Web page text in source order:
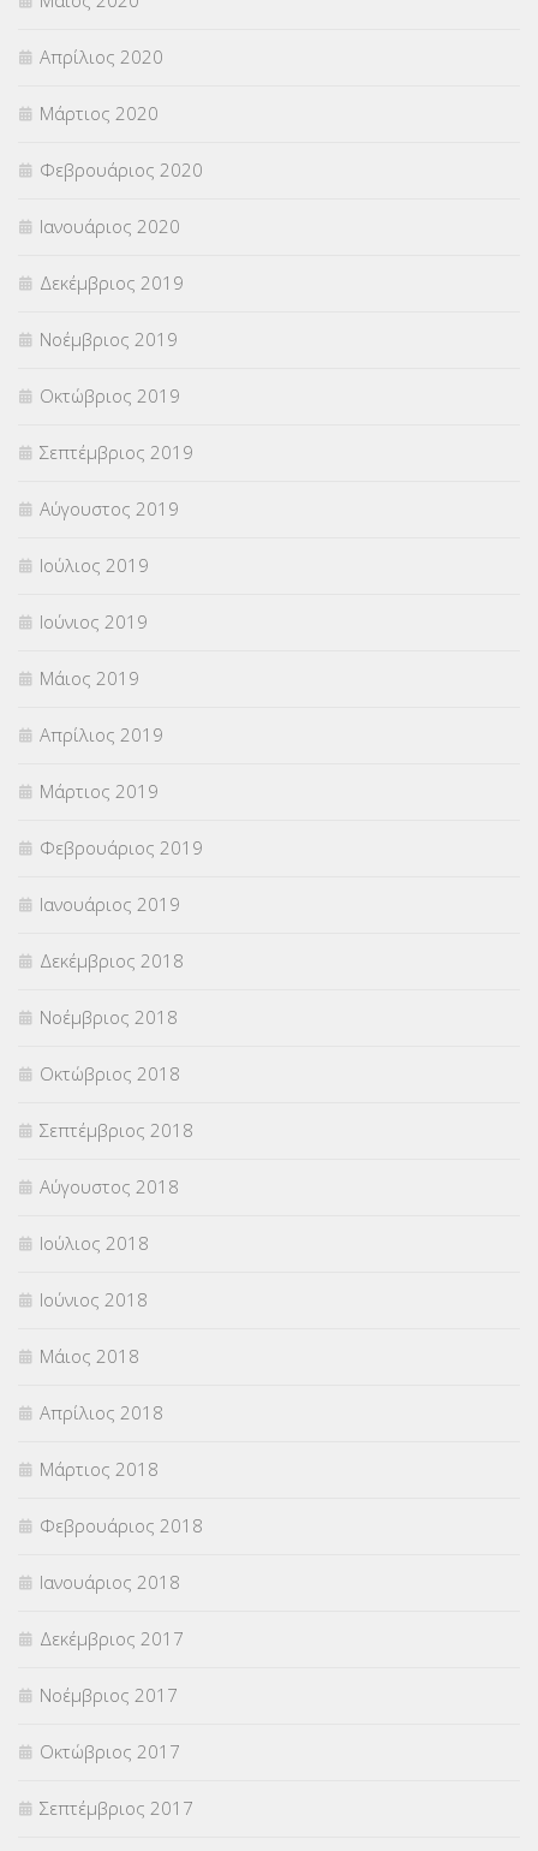
Απρίλιος 2020
Μάρτιος 2020
Φεβρουάριος 2020
Ιανουάριος 2020
Δεκέμβριος 2019
Νοέμβριος 2019
Οκτώβριος 2019
Σεπτέμβριος 2019
Αύγουστος 2019
Ιούλιος 2019
Ιούνιος 2019
Μάιος 2019
Απρίλιος 2019
Μάρτιος 2019
Φεβρουάριος 2019
Ιανουάριος 2019
Δεκέμβριος 2018
Νοέμβριος 2018
Οκτώβριος 2018
Σεπτέμβριος 2018
Αύγουστος 2018
Ιούλιος 2018
Ιούνιος 2018
Μάιος 2018
Απρίλιος 2018
Μάρτιος 2018
Φεβρουάριος 2018
Ιανουάριος 2018
Δεκέμβριος 2017
Νοέμβριος 2017
Οκτώβριος 2017
Σεπτέμβριος 2017